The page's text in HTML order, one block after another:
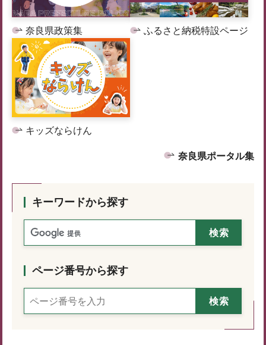
奈良県政策集 ふるさと納税特設ページ
キッズならけん
奈良県ポータル集
キーワードから探す
ページ番号から探す